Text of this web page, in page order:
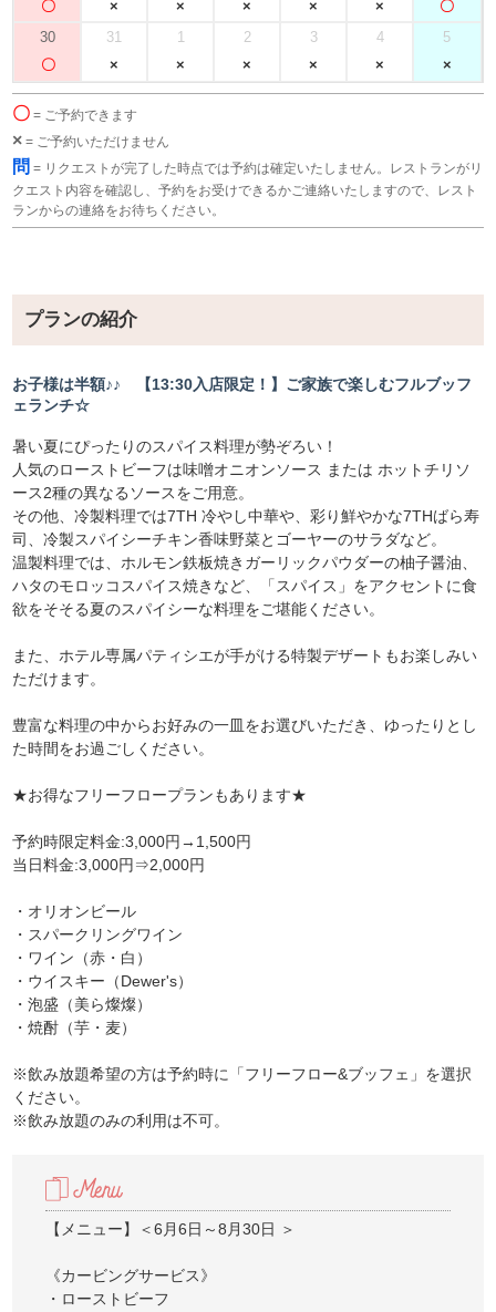
30 31 1 2 3 4 5
〇 = ご予約できます
× = ご予約いただけません
問 = リクエストが完了した時点では予約は確定いたしません。レストランがリ
クエスト内容を確認し、予約をお受けできるかご連絡いたしますので、レスト
ランからの連絡をお待ちください。
プランの紹介
お子様は半額♪♪ 【13:30入店限定！】ご家族で楽しむフルブッフ
ェランチ☆
暑い夏にぴったりのスパイス料理が勢ぞろい！
人気のローストビーフは味噌オニオンソース または ホットチリソ
ース2種の異なるソースをご用意。
その他、冷製料理では7TH 冷やし中華や、彩り鮮やかな7THばら寿
司、冷製スパイシーチキン香味野菜とゴーヤーのサラダなど。
温製料理では、ホルモン鉄板焼きガーリックパウダーの柚子醤油、
ハタのモロッコスパイス焼きなど、「スパイス」をアクセントに食
欲をそそる夏のスパイシーな料理をご堪能ください。
また、ホテル専属パティシエが手がける特製デザートもお楽しみい
ただけます。
豊富な料理の中からお好みの一皿をお選びいただき、ゆったりとし
た時間をお過ごしください。
★お得なフリーフロープランもあります★
予約時限定料金:3,000円→1,500円
当日料金:3,000円⇒2,000円
・オリオンビール
・スパークリングワイン
・ワイン（赤・白）
・ウイスキー（Dewer's）
・泡盛（美ら燦燦）
・焼酎（芋・麦）
※飲み放題希望の方は予約時に「フリーフロー&ブッフェ」を選択
ください。
※飲み放題のみの利用は不可。
【メニュー】＜6月6日～8月30日 ＞
《カービングサービス》
・ローストビーフ